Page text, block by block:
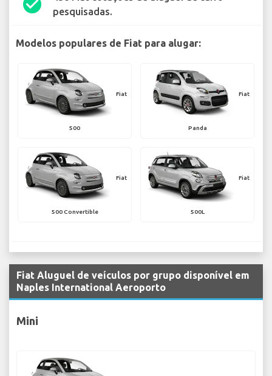
pesquisadas.
Modelos populares de Fiat para alugar:
Fiat
500
Fiat
Panda
Fiat
500 Convertible
Fiat
500L
Fiat Aluguel de veículos por grupo disponível em
Naples International Aeroporto
Mini